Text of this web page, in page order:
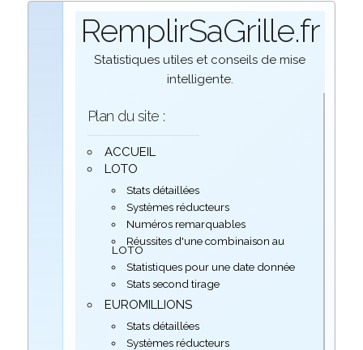
RemplirSaGrille.fr
Statistiques utiles et conseils de mise
intelligente.
Plan du site :
ACCUEIL
LOTO
Stats détaillées
Systèmes réducteurs
Numéros remarquables
Réussites d'une combinaison au
LOTO
Statistiques pour une date donnée
Stats second tirage
EUROMILLIONS
Stats détaillées
Systèmes réducteurs